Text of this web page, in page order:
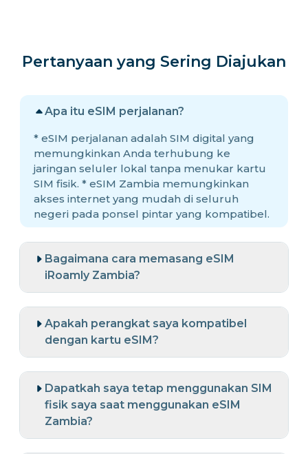
Pertanyaan yang Sering Diajukan
Apa itu eSIM perjalanan?
* eSIM perjalanan adalah SIM digital yang
memungkinkan Anda terhubung ke
jaringan seluler lokal tanpa menukar kartu
SIM fisik. * eSIM Zambia memungkinkan
akses internet yang mudah di seluruh
negeri pada ponsel pintar yang kompatibel.
Bagaimana cara memasang eSIM
iRoamly Zambia?
Apakah perangkat saya kompatibel
dengan kartu eSIM?
Dapatkah saya tetap menggunakan SIM
fisik saya saat menggunakan eSIM
Zambia?